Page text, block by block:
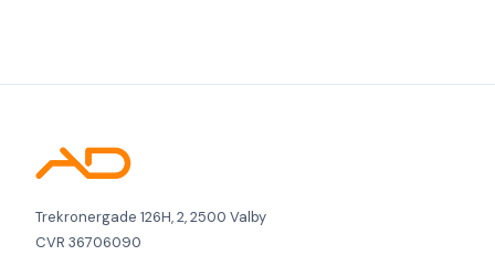
Trekronergade 126H, 2, 2500 Valby
CVR 36706090